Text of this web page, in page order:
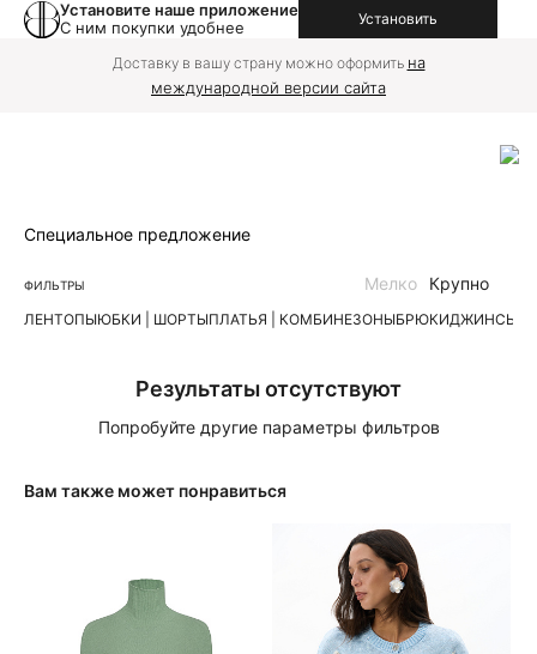
Установите наше приложение
С ним покупки удобнее
Установить
Доставку в вашу страну можно оформить на
международной версии сайта
Специальное предложение
ФИЛЬТРЫ
ЛЕНТОПЫЮБКИ | ШОРТЫПЛАТЬЯ | КОМБИНЕЗОНЫБРЮКИДЖИНСЫ
Мелко Крупно
Результаты отсутствуют
Попробуйте другие параметры фильтров
Вам также может понравиться